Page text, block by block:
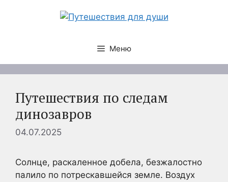
Меню
Путешествия по следам
динозавров
04.07.2025
Солнце, раскаленное добела, безжалостно
палило по потрескавшейся земле. Воздух